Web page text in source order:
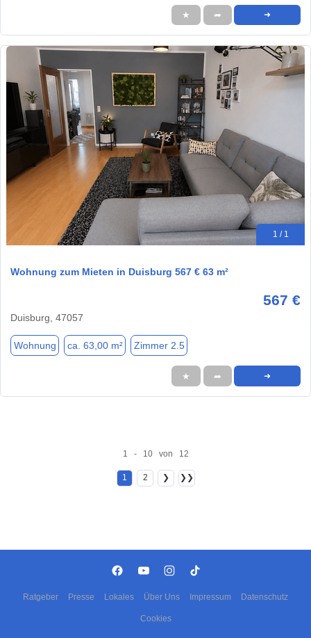
★ ➦ ➜
1 / 1
Wohnung zum Mieten in Duisburg 567 € 63 m²
567 €
Duisburg, 47057
Wohnung ca. 63,00 m² Zimmer 2.5
★ ➦ ➜
1 - 10 von 12
1 2 ❯ ❯❯
Ratgeber Presse Lokales Über Uns Impressum Datenschutz
Cookies